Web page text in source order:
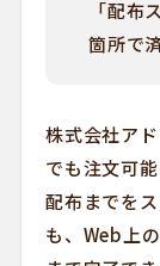
「配布
箇所で
株式会社ア
でも注文可
配布までを
も、Web上